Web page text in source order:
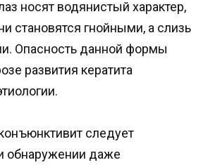
носят водянистый характер,
становятся гнойными, а слизь
Опасность данной формы
развития кератита
следует
обнаружении даже